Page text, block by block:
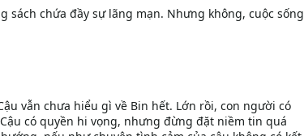
chứa đầy sự lãng mạn. Nhưng không, cuộc sống
vẫn chưa hiểu gì về Bin hết. Lớn rồi, con người có
có quyền hi vọng, nhưng đừng đặt niềm tin quá